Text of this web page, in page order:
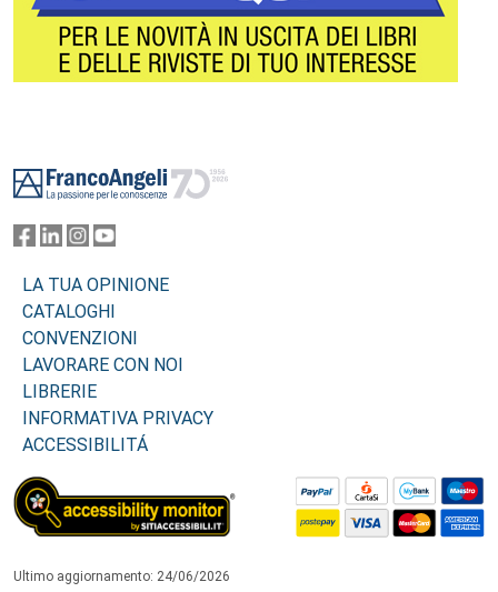
LA TUA OPINIONE
CATALOGHI
CONVENZIONI
LAVORARE CON NOI
LIBRERIE
INFORMATIVA PRIVACY
ACCESSIBILITÁ
Ultimo aggiornamento: 24/06/2026